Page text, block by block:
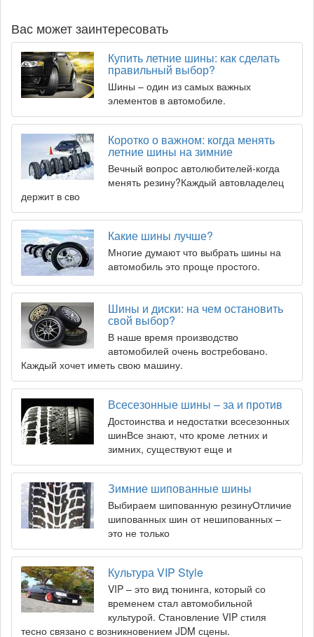
Вас может заинтересовать
Купить летние шины: как сделать
правильный выбор?
Шины – один из самых важных
элементов в автомобиле.
Коротко о важном: когда менять
летние шины на зимние
Вечный вопрос автолюбителей-когда
менять резину?Каждый автовладелец
держит в сво
Какие шины лучше?
Многие думают что выбрать шины на
автомобиль это проще простого.
Шины и диски: на чем остановить
свой выбор?
В наше время производство
автомобилей очень востребовано.
Каждый хочет иметь свою машину.
Всесезонные шины – за и против
Достоинства и недостатки всесезонных
шинВсе знают, что кроме летних и
зимних, существуют еще и
Зимние шипованные шины
Выбираем шипованную резинуОтличие
шипованных шин от нешипованных –
это не только
Культура VIP Style
VIP – это вид тюнинга, который со
временем стал автомобильной
культурой. Становление VIP стиля
тесно связано с возникновением JDM сцены.